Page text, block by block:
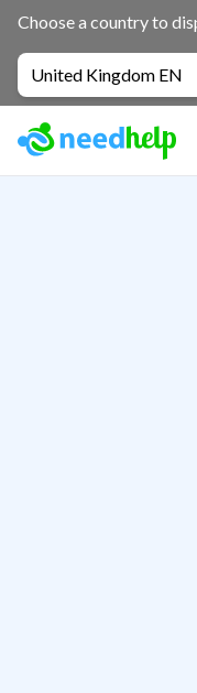
Choose a country to
United Kingdom EN